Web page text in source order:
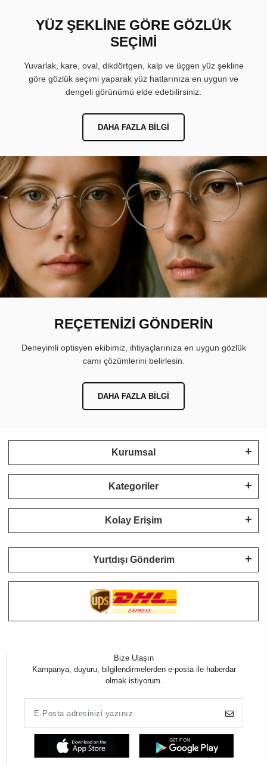
YÜZ ŞEKLİNE GÖRE GÖZLÜK
SEÇİMİ
Yuvarlak, kare, oval, dikdörtgen, kalp ve üçgen yüz şekline
göre gözlük seçimi yaparak yüz hatlarınıza en uygun ve
dengeli görünümü elde edebilirsiniz.
DAHA FAZLA BILGI
REÇETENİZİ GÖNDERİN
Deneyimli optisyen ekibimiz, ihtiyaçlarınıza en uygun gözlük
camı çözümlerini belirlesin.
DAHA FAZLA BILGI
Kurumsal
Kategoriler
Kolay Erişim
Yurtdışı Gönderim
Bize Ulaşın
Kampanya, duyuru, bilgilendirmelerden e-posta ile haberdar
olmak istiyorum.